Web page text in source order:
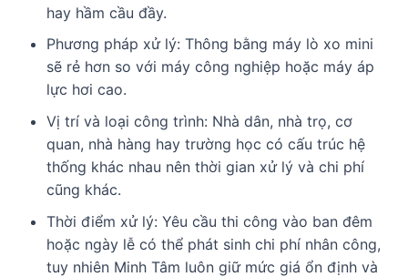
hay hầm cầu đầy.
Phương pháp xử lý: Thông bằng máy lò xo mini
sẽ rẻ hơn so với máy công nghiệp hoặc máy áp
lực hơi cao.
Vị trí và loại công trình: Nhà dân, nhà trọ, cơ
quan, nhà hàng hay trường học có cấu trúc hệ
thống khác nhau nên thời gian xử lý và chi phí
cũng khác.
Thời điểm xử lý: Yêu cầu thi công vào ban đêm
hoặc ngày lễ có thể phát sinh chi phí nhân công,
tuy nhiên Minh Tâm luôn giữ mức giá ổn định và